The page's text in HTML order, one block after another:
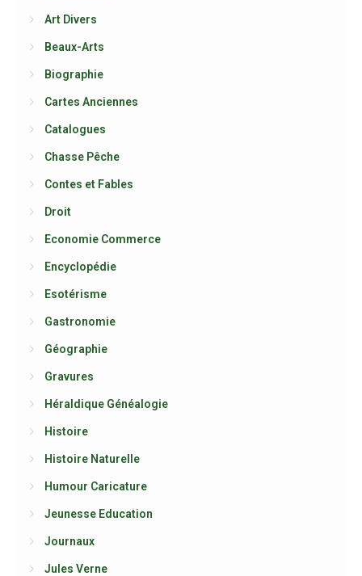
Art Divers
Beaux-Arts
Biographie
Cartes Anciennes
Catalogues
Chasse Pêche
Contes et Fables
Droit
Economie Commerce
Encyclopédie
Esotérisme
Gastronomie
Géographie
Gravures
Héraldique Généalogie
Histoire
Histoire Naturelle
Humour Caricature
Jeunesse Education
Journaux
Jules Verne